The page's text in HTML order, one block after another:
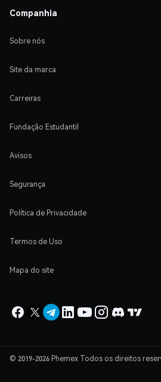
Companhia
Sobre nós
Site da marca
Carreiras
Fundação Estudantil
Avisos
Segurança
Política de Privacidade
Termos de Uso
Mapa do site
© 2019-2026 Phemex Todos os direitos